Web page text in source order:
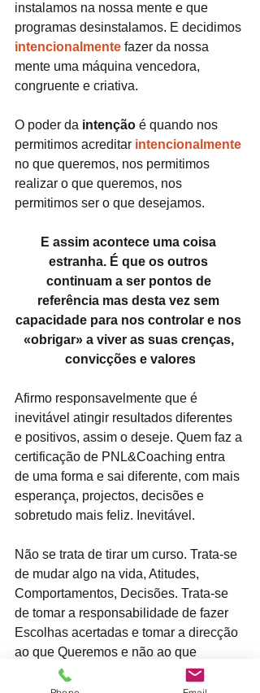
instalamos na nossa mente e que
programas desinstalamos. E decidimos
intencionalmente fazer da nossa
mente uma máquina vencedora,
congruente e criativa.
O poder da intenção é quando nos
permitimos acreditar intencionalmente
no que queremos, nos permitimos
realizar o que queremos, nos
permitimos ser o que desejamos.
E assim acontece uma coisa
estranha. É que os outros
continuam a ser pontos de
referência mas desta vez sem
capacidade para nos controlar e nos
«obrigar» a viver as suas crenças,
convicções e valores
Afirmo responsavelmente que é
inevitável atingir resultados diferentes
e positivos, assim o deseje. Quem faz a
certificação de PNL&Coaching entra
de uma forma e sai diferente, com mais
esperança, projectos, decisões e
sobretudo mais feliz. Inevitável.
Não se trata de tirar um curso. Trata-se
de mudar algo na vida, Atitudes,
Comportamentos, Decisões. Trata-se
de tomar a responsabilidade de fazer
Escolhas acertadas e tomar a direcção
ao que Queremos e não ao que
devemos ou temos.